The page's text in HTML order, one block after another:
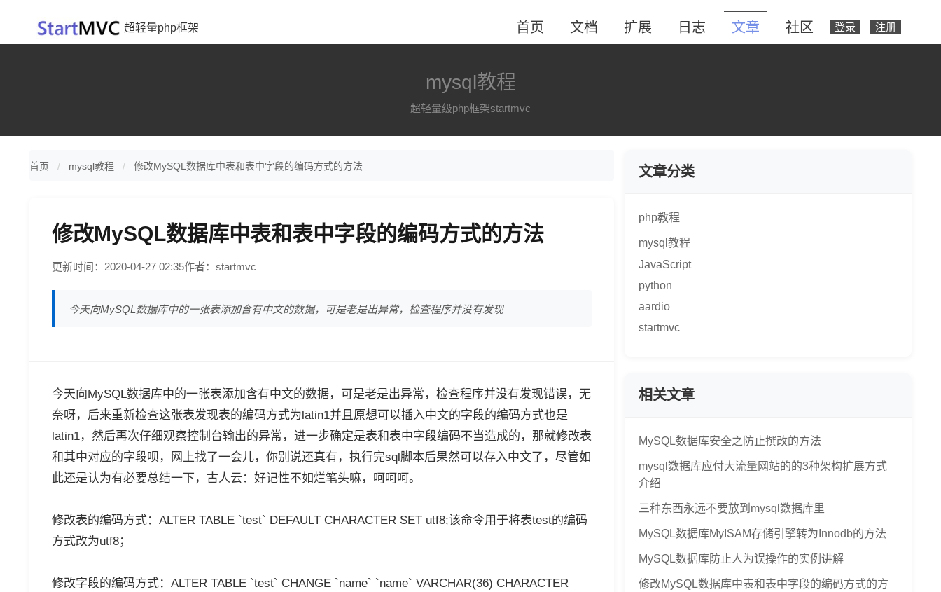
超轻量php框架 首页 文档 扩展 日志 文章 社区 登录 注册
mysql教程
超轻量级php框架startmvc
首页 mysql教程 修改MySQL数据库中表和表中字段的编码方式的方法
修改MySQL数据库中表和表中字段的编码方式的方法
更新时间：2020-04-27 02:35作者：startmvc
今天向MySQL数据库中的一张表添加含有中文的数据，可是老是出异常，检查程序并没有发现
今天向MySQL数据库中的一张表添加含有中文的数据，可是老是出异常，检查程序并没有发现错误，无
奈呀，后来重新检查这张表发现表的编码方式为latin1并且原想可以插入中文的字段的编码方式也是
latin1，然后再次仔细观察控制台输出的异常，进一步确定是表和表中字段编码不当造成的，那就修改表
和其中对应的字段呗，网上找了一会儿，你别说还真有，执行完sql脚本后果然可以存入中文了，尽管如
此还是认为有必要总结一下，古人云：好记性不如烂笔头嘛，呵呵呵。
修改表的编码方式：ALTER TABLE `test` DEFAULT CHARACTER SET utf8;该命令用于将表test的编码
方式改为utf8；
修改字段的编码方式：ALTER TABLE `test` CHANGE `name` `name` VARCHAR(36) CHARACTER
文章分类
php教程
mysql教程
JavaScript
python
aardio
startmvc
相关文章
MySQL数据库安全之防止撰改的方法
mysql数据库应付大流量网站的的3种架构扩展方式
介绍
三种东西永远不要放到mysql数据库里
MySQL数据库MyISAM存储引擎转为Innodb的方法
MySQL数据库防止人为误操作的实例讲解
修改MySQL数据库中表和表中字段的编码方式的方